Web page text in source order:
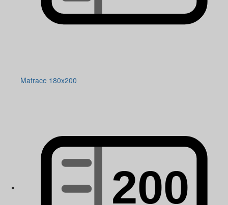
Matrace 180x200